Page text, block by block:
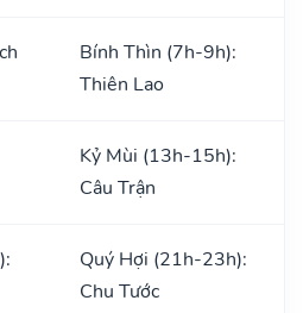
Bính Thìn (7h-9h):
Thiên Lao
Kỷ Mùi (13h-15h):
Câu Trận
Quý Hợi (21h-23h):
Chu Tước